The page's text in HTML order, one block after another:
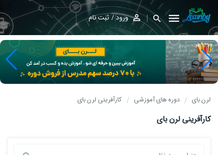
ورود ثبت نام
لرن بای دوره های آموزشی کارآفرینی لرن بای
کارآفرینی لرن بای